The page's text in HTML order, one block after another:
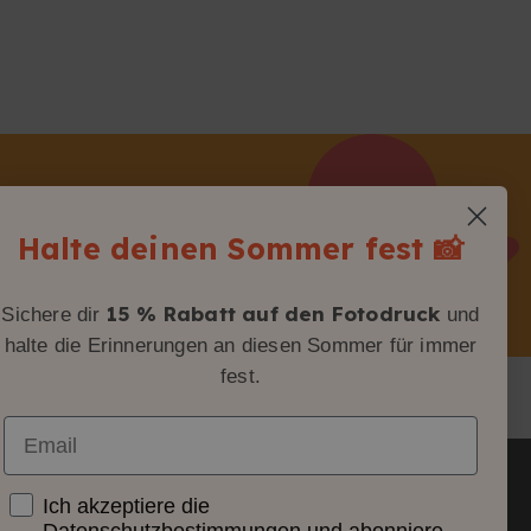
DRUCKEN
Halte deinen Sommer fest 📸
Sichere dir 15 % Rabatt auf den Fotodruck und
halte die Erinnerungen an diesen Sommer für immer
fest.
Email
Consentimiento
Ich akzeptiere die